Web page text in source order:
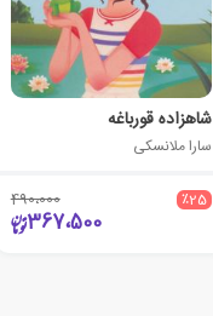
شاهزاده قورباغه
سارا ملانسکی
٪25 490،000
367،500